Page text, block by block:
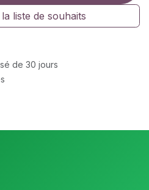
liste de souhaits
de 30 jours